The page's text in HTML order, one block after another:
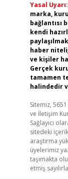
Yasal Uyarı:
marka,
bağlantısı
kendi
haber
ve kişiler
Gerçek
tamamen
halindedir
Sitemiz,
ve İletişim
Sağlayıcı
sitedeki
araştırma
üyelerimiz
taşımakta
etmiş